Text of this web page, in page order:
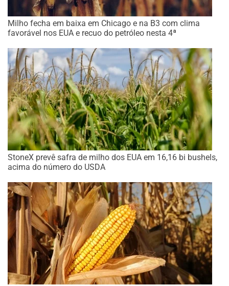
Milho fecha em baixa em Chicago e na B3 com clima
favorável nos EUA e recuo do petróleo nesta 4ª
StoneX prevê safra de milho dos EUA em 16,16 bi bushels,
acima do número do USDA